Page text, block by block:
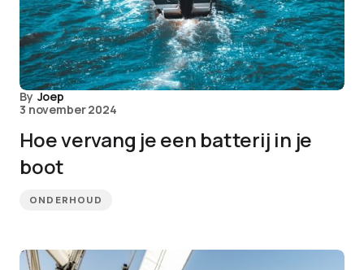
By Joep
3 november 2024
Hoe vervang je een batterij in je
boot
ONDERHOUD